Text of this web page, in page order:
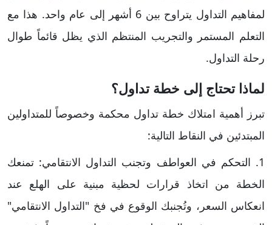
لمفاهيم التداول يتراوح بين 6 أشهر إلى عام واحد. هذا مع
التعلم المستمر والتجريب المنتظم الذي يظل قائماً طوال
رحلة التداول.
​لماذا تحتاج إلى خطة تداول؟
تبرز أهمية امتلاك خطة تداول محكمة وخصوصاً للمتداولين
المبتدئين في النقاط التالية:
​1. التحكم في العواطف وتجنب التداول الانتقامي: تمنعك
الخطة من اتخاذ قرارات لحظية مبنية على الهلع عند
انعكاس السعر، وتُجنبك الوقوع في فخ "التداول الانتقامي"